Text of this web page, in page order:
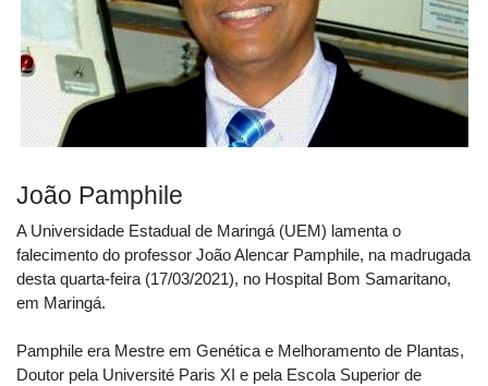
João Pamphile
A Universidade Estadual de Maringá (UEM) lamenta o
falecimento do professor João Alencar Pamphile, na madrugada
desta quarta-feira (17/03/2021), no Hospital Bom Samaritano,
em Maringá.
Pamphile era Mestre em Genética e Melhoramento de Plantas,
Doutor pela Université Paris XI e pela Escola Superior de